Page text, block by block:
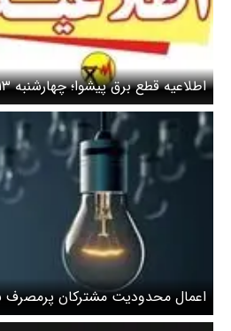
اطلاعیه قطع برق پیشوا؛ چهارشنبه ۱۳ خرداد ۱۴۰۵
اعمال محدودیت مشترکان پرمصرف
خردادماه